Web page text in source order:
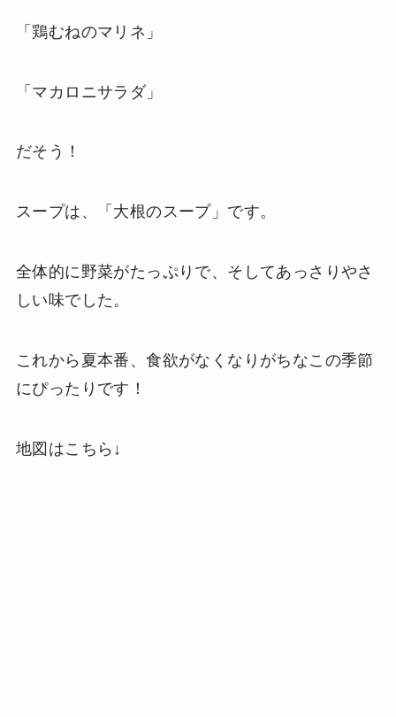
「鶏むねのマリネ」
「マカロニサラダ」
だそう！
スープは、「大根のスープ」です。
全体的に野菜がたっぷりで、そしてあっさりやさ
しい味でした。
これから夏本番、食欲がなくなりがちなこの季節
にぴったりです！
地図はこちら↓